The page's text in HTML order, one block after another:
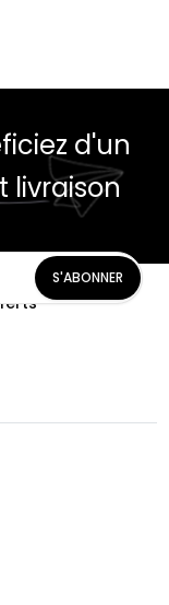
d'un
livraison
S'ABONNER